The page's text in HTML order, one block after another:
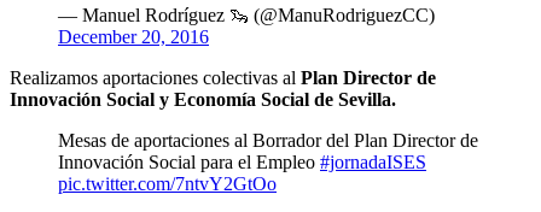
— Manuel Rodríguez 🦦 (@ManuRodriguezCC)
December 20, 2016
Realizamos aportaciones colectivas al Plan Director de
Innovación Social y Economía Social de Sevilla.
Mesas de aportaciones al Borrador del Plan Director de
Innovación Social para el Empleo #jornadaISES
pic.twitter.com/7ntvY2GtOo